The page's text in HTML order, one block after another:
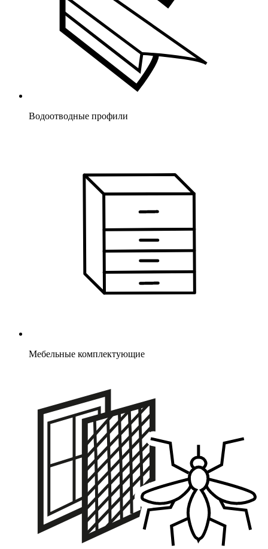
Водоотводные профили
Мебельные комплектующие